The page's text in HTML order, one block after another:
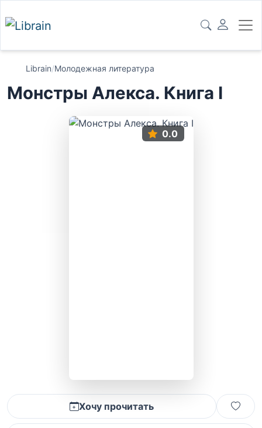
Librain/Молодежная литература
Монстры Алекса. Книга I
0.0
Хочу прочитать